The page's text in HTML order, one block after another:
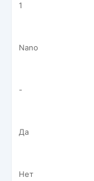
1
Nano
-
Да
Нет